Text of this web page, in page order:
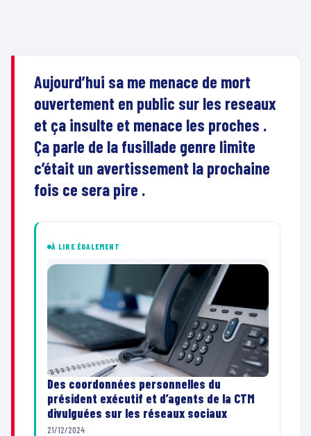
Aujourd’hui sa me menace de mort
ouvertement en public sur les reseaux
et ça insulte et menace les proches .
Ça parle de la fusillade genre limite
c’était un avertissement la prochaine
fois ce sera pire .
À LIRE ÉGALEMENT
Des coordonnées personnelles du
président exécutif et d’agents de la CTM
divulguées sur les réseaux sociaux
21/12/2024